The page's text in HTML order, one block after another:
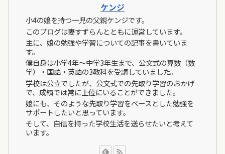
ケンジ
小4の娘を持つ一児の父親ケンジです。
このブログは妻すずらんとともに運営しています。
主に、娘の勉強や学習についての記事を書いていま
す。
僕自身は小学4年～中学3年生まで、公文式の算数（数
学）・国語・英語の3教科を受講していました。
学校は公立でしたが、公文式での先取り学習のおかげ
で、成績では常に上位にいることができました。
娘にも、そのような先取り学習をベースとした勉強を
サポートしたいと思っています。
そして、自信を持った学校生活を送らせたいと考えて
います。